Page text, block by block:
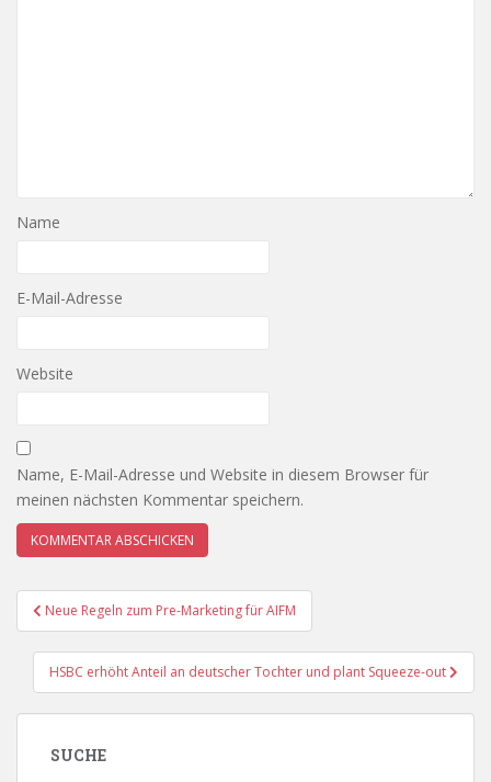
Name
E-Mail-Adresse
Website
Name, E-Mail-Adresse und Website in diesem Browser für
meinen nächsten Kommentar speichern.
Beitragsnavigation
Neue Regeln zum Pre-Marketing für AIFM
HSBC erhöht Anteil an deutscher Tochter und plant Squeeze-out
SUCHE